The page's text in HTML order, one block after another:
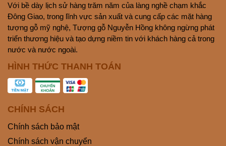
Với bề dày lịch sử hàng trăm năm của làng nghề chạm khắc
Đông Giao, trong lĩnh vực sản xuất và cung cấp các mặt hàng
tượng gỗ mỹ nghệ, Tượng gỗ Nguyễn Hồng không ngừng phát
triển thương hiệu và tạo dựng niềm tin với khách hàng cả trong
nước và nước ngoài.
HÌNH THỨC THANH TOÁN
CHÍNH SÁCH
Chính sách bảo mật
Chính sách vận chuyển